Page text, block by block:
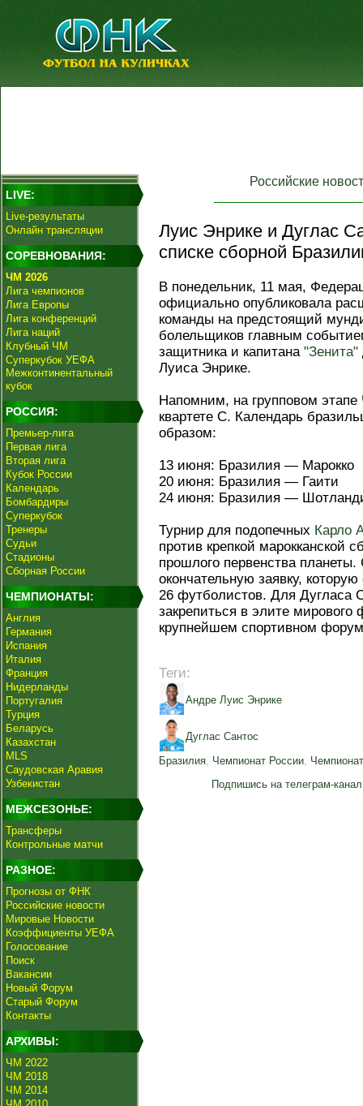
LIVE:
Live-результаты
Онлайн трансляции
СОРЕВНОВАНИЯ:
ЧМ 2026
Лига чемпионов
Лига Европы
Лига конференций
Лига наций
Клубный ЧМ
Суперкубок УЕФА
Межконтинентальный
кубок
РОССИЯ:
Премьер-лига
Первая лига
Вторая лига
Кубок России
Календарь
Бомбардиры
Суперкубок
Тренеры
Судьи
Стадионы
Сборная России
ЧЕМПИОНАТЫ:
Англия
Германия
Испания
Италия
Франция
Нидерланды
Португалия
Турция
Беларусь
Казахстан
MLS
Саудовская Аравия
Узбекистан
МЕЖСЕЗОНЬЕ:
Трансферы
Контрольные матчи
РАЗНОЕ:
Прогнозы от ФНК
Российские новости
Мировые Новости
Коэффициенты УЕФА
Голосование
Поиск
Вакансии
Новый Форум
Старый Форум
Контакты
АРХИВЫ:
ЧМ 2022
ЧМ 2018
ЧМ 2014
Российские
Луис Энрике и Дуглас
списке сборной
В понедельник, 11 мая,
официально опубликовала
команды на предстоящий
болельщиков главным
защитника и капитана "Зенита"
Луиса Энрике.
Напомним, на групповом
квартете С. Календарь
образом:
13 июня: Бразилия — Марокко
20 июня: Бразилия — Гаити
24 июня: Бразилия —
Турнир для подопечных Карло
против крепкой марокканской
прошлого первенства планеты.
окончательную заявку,
26 футболистов. Для Дугласа
закрепиться в элите
крупнейшем спортивном
Теги:
Андре Луис Энрике
Дуглас Сантос
Бразилия, Чемпионат России,
Подпишись на телеграм-